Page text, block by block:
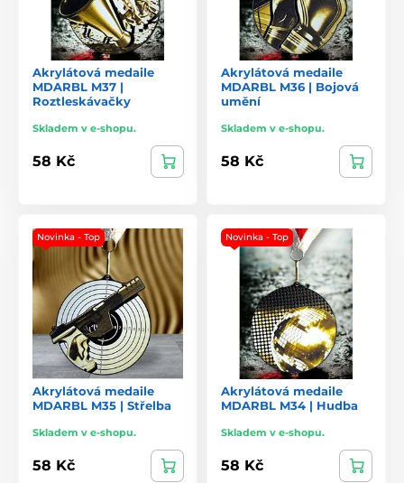
Akrylátová medaile
MDARBL M37 |
Roztleskávačky
Skladem v e-shopu.
58 Kč
Akrylátová medaile
MDARBL M36 | Bojová
umění
Skladem v e-shopu.
58 Kč
Novinka - Top
Akrylátová medaile
MDARBL M35 | Střelba
Skladem v e-shopu.
58 Kč
Novinka - Top
Akrylátová medaile
MDARBL M34 | Hudba
Skladem v e-shopu.
58 Kč